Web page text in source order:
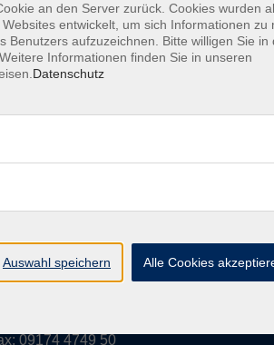
AGB
im Landkreis Roth
Dorothea-Straße 8
info@vhs-roth.de
09174 4749 50
an den Server zurück. Cookies wurden
entwickelt, um sich Informationen zu
Benutzers aufzuzeichnen. Bitte willigen Sie in
Informationen finden Sie in unseren
Datenschutz
Auswahl speichern Alle Cookies